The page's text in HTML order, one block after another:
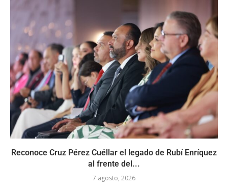
Reconoce Cruz Pérez Cuéllar el legado de Rubí Enríquez
al frente del...
7 agosto, 2026